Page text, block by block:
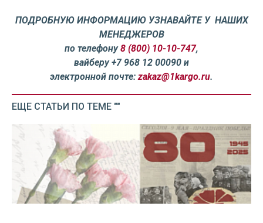
ПОДРОБНУЮ ИНФОРМАЦИЮ УЗНАВАЙТЕ У НАШИХ
МЕНЕДЖЕРОВ
по телефону8 (800) 10-10-747,
вайберу +7 968 12 00090 и
электронной почте:zakaz@1kargo.ru.
ЕЩЕ СТАТЬИ ПО ТЕМЕ ""